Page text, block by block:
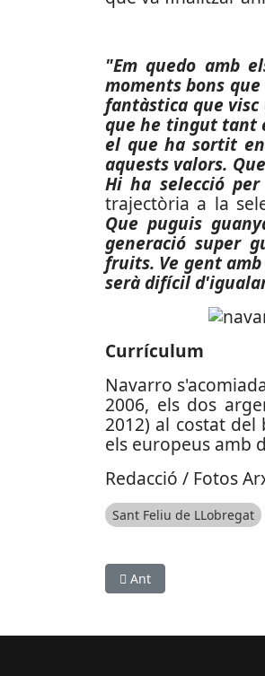
"Em quedo amb
moments bons
fantàstica que
que he tingut tant
el que ha sortit
aquests valors.
Hi ha selecció
trajectòria a la
Que puguis
generació super
fruits. Ve gent
serà difícil
Currículum
Navarro
2006, els dos
2012) al costat del
els europeus amb
Redacció / Fotos
Sant Feliu de LLobregat
Article anterior:
Ant